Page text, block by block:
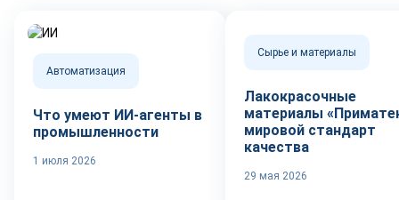
Автоматизация
Что умеют ИИ-агенты в
промышленности
1 июля 2026
Сырье и материалы
Лакокрасочные
материалы
мировой стандарт
качества
29 мая 2026